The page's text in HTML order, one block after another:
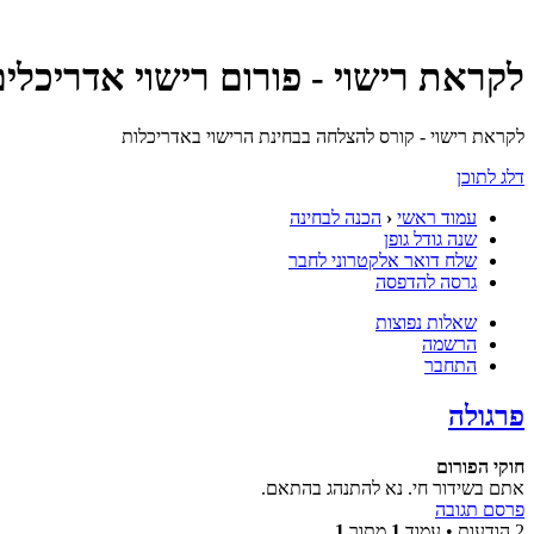
לקראת רישוי - פורום רישוי
לקראת רישוי - קורס להצלחה בבחינת הרישוי באדריכלות
דלג לתוכן
עמוד ראשי ‹ הכנה לבחינה
שנה גודל גופן
שלח דואר אלקטרוני לחבר
גרסה להדפסה
שאלות נפוצות
הרשמה
התחבר
פרגולה
חוקי הפורום
אתם בשידור חי. נא להתנהג בהתאם.
פרסם תגובה